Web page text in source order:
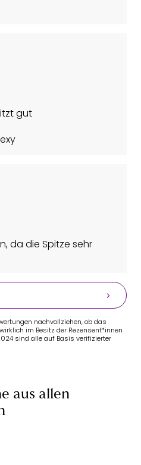
gut
da die Spitze sehr
nachvollziehen, ob das
im Besitz der Rezensent*innen
sind alle auf Basis verifizierter
aus allen